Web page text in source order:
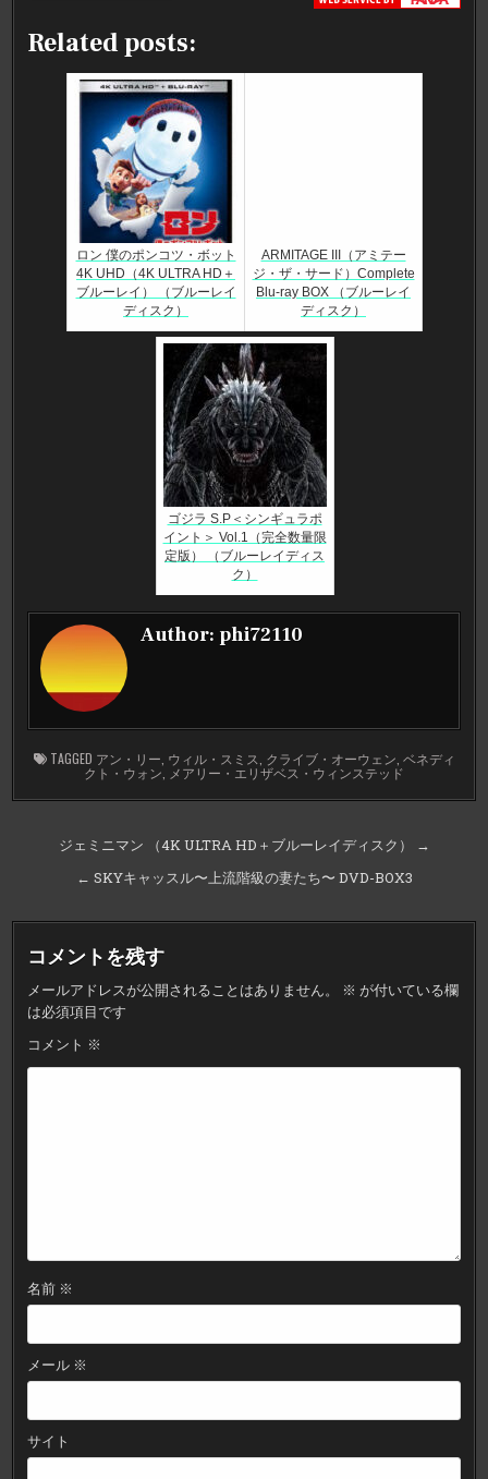
Related posts:
ロン 僕のポンコツ・ボット
4K UHD（4K ULTRA HD＋
ブルーレイ） （ブルーレイ
ディスク）
ARMITAGE III（アミテー
ジ・ザ・サード）Complete
Blu-ray BOX （ブルーレイ
ディスク）
ゴジラ S.P＜シンギュラポ
イント＞ Vol.1（完全数量限
定版） （ブルーレイディス
ク）
Author: phi72110
TAGGED アン・リー ウィル・スミス クライブ・オーウェン ベネディ
クト・ウォン, メアリー・エリザベス・ウィンステッド
ゲ
ー
シ
ョ
ジェミニマン （4K ULTRA HD＋ブルーレイディスク） →
← SKYキャッスル〜上流階級の妻たち〜 DVD-BOX3
コメントを残す
メールアドレスが公開されることはありません。 ※ が付いている欄
は必須項目です
コメント ※
名前 ※
メール ※
サイト